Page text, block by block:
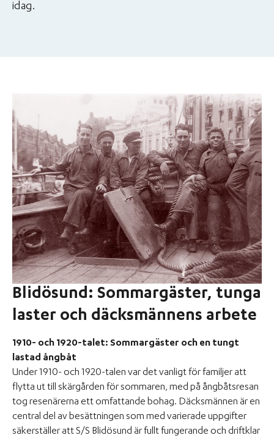
idag.
Blidösund: Sommargäster, tunga
laster och däcksmännens arbete
1910- och 1920-talet: Sommargäster och en tungt
lastad ångbåt
Under 1910- och 1920-talen var det vanligt för familjer att
flytta ut till skärgården för sommaren, med på ångbåtsresan
tog resenärerna ett omfattande bohag. Däcksmännen är en
central del av besättningen som med varierade uppgifter
säkerställer att S/S Blidösund är fullt fungerande och driftklar